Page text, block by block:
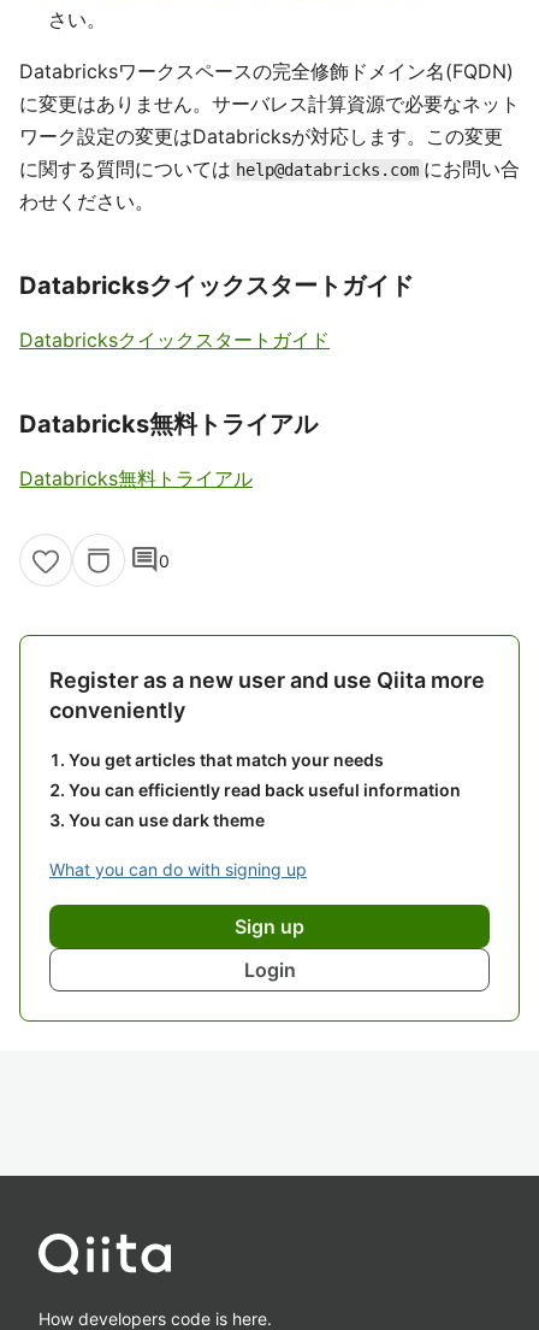
さい。
Databricksワークスペースの完全修飾ドメイン名(FQDN)
に変更はありません。サーバレス計算資源で必要なネット
ワーク設定の変更はDatabricksが対応します。この変更
に関する質問については help@databricks.com にお問い合
わせください。
Databricksクイックスタートガイド
Databricksクイックスタートガイド
Databricks無料トライアル
Databricks無料トライアル
comment0
Register as a new user and use Qiita more
conveniently
You get articles that match your needs
You can efficiently read back useful information
You can use dark theme
What you can do with signing up
Sign up
Login
How developers code is here.